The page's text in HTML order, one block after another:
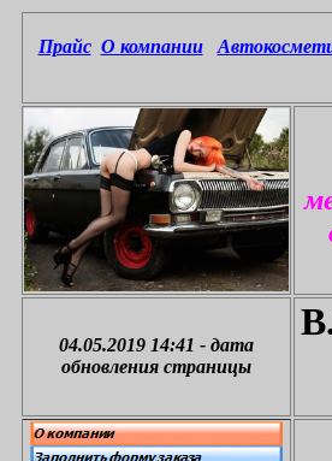
Прайс О компании
04.05.2019 14:41 - дата
обновления страницы